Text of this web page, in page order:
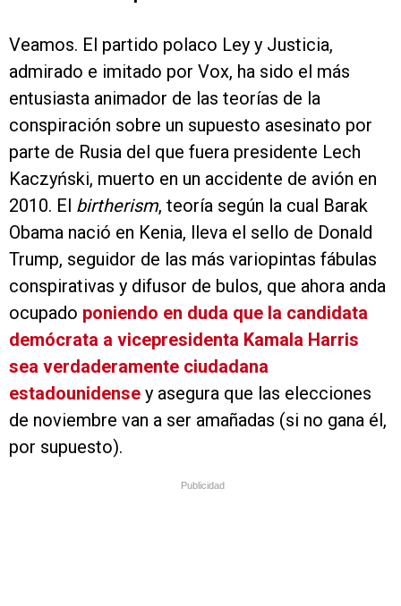
Veamos. El partido polaco Ley y Justicia,
admirado e imitado por Vox, ha sido el más
entusiasta animador de las teorías de la
conspiración sobre un supuesto asesinato por
parte de Rusia del que fuera presidente Lech
Kaczyński, muerto en un accidente de avión en
2010. El birtherism, teoría según la cual Barak
Obama nació en Kenia, lleva el sello de Donald
Trump, seguidor de las más variopintas fábulas
conspirativas y difusor de bulos, que ahora anda
ocupado poniendo en duda que la candidata
demócrata a vicepresidenta Kamala Harris
sea verdaderamente ciudadana
estadounidense y asegura que las elecciones
de noviembre van a ser amañadas (si no gana él,
por supuesto).
Publicidad